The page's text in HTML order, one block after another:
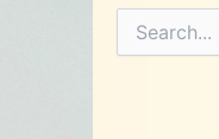
Pesquisar
por: